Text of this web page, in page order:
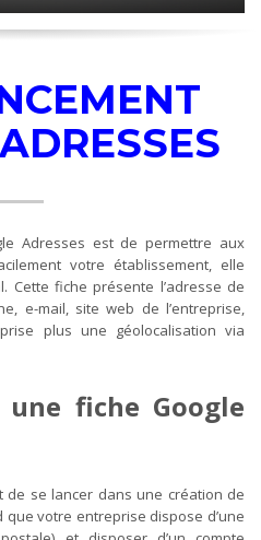
Adresses est de permettre aux
votre établissement, elle
Cette fiche présente l’adresse de
e-mail, site web de l’entreprise,
plus une géolocalisation via
fiche Google
se lancer dans une création de
que votre entreprise dispose d’une